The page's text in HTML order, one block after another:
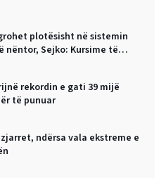
plotësisht në sistemin
nëntor, Sejko: Kursime të
bizneset
rekordin e gati 39 mijë
të punuar
ndërsa vala ekstreme e